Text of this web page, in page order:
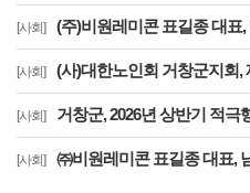
[사회] (주)비원레미콘 표길종 대표, 타
[사회] (사)대한노인회 거창군지회,
[사회] 거창군, 2026년 상반기 적극
[사회] ㈜비원레미콘 표길종 대표, 남상면 폭염